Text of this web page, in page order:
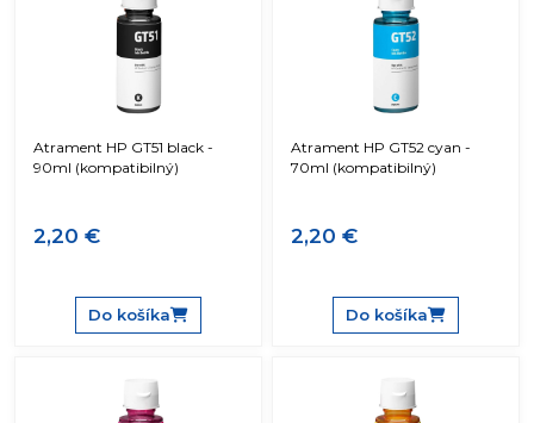
Atrament HP GT51 black -
90ml (kompatibilný)
2,20 €
Do košíka
Atrament HP GT52 cyan -
70ml (kompatibilný)
2,20 €
Do košíka